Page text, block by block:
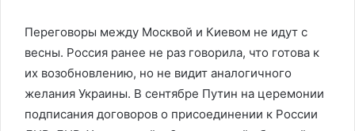
Переговоры между Москвой и Киевом не идут с
весны. Россия ранее не раз говорила, что готова к
их возобновлению, но не видит аналогичного
желания Украины. В сентябре Путин на церемонии
подписания договоров о присоединении к России